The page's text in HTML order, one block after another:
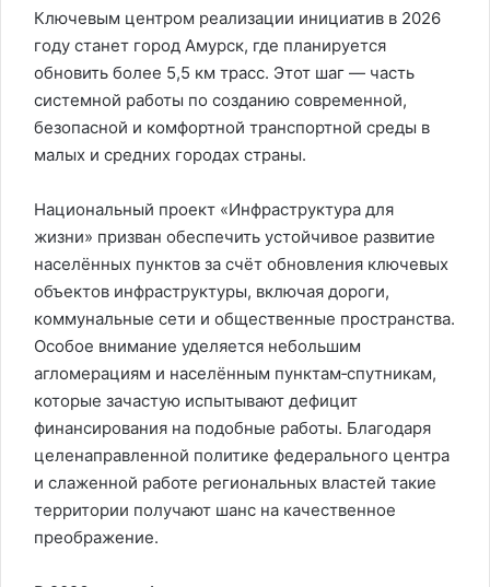
Ключевым центром реализации инициатив в 2026
году станет город Амурск, где планируется
обновить более 5,5 км трасс. Этот шаг — часть
системной работы по созданию современной,
безопасной и комфортной транспортной среды в
малых и средних городах страны.
Национальный проект «Инфраструктура для
жизни» призван обеспечить устойчивое развитие
населённых пунктов за счёт обновления ключевых
объектов инфраструктуры, включая дороги,
коммунальные сети и общественные пространства.
Особое внимание уделяется небольшим
агломерациям и населённым пунктам‑спутникам,
которые зачастую испытывают дефицит
финансирования на подобные работы. Благодаря
целенаправленной политике федерального центра
и слаженной работе региональных властей такие
территории получают шанс на качественное
преображение.